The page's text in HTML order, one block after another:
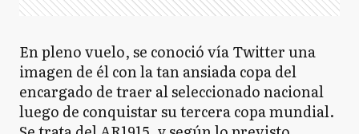
En pleno vuelo, se conoció vía Twitter una
imagen de él con la tan ansiada copa del
encargado de traer al seleccionado nacional
luego de conquistar su tercera copa mundial.